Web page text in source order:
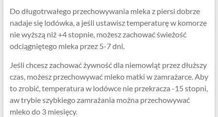
Do długotrwałego przechowywania mleka z piersi dobrze
nadaje się lodówka, a jeśli ustawisz temperaturę w komorze
nie wyższą niż +4 stopnie, możesz zachować świeżość
odciągniętego mleka przez 5-7 dni.
Jeśli chcesz zachować żywność dla niemowląt przez dłuższy
czas, możesz przechowywać mleko matki w zamrażarce. Aby
to zrobić, temperatura w lodówce nie przekracza -15 stopni,
aw trybie szybkiego zamrażania można przechowywać
mleko do 3 miesięcy.